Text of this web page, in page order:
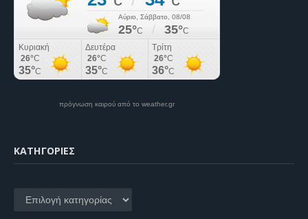
πρόγνωση καιρού από το weather.gr
KΑΤΗΓΟΡΊΕΣ
Kατηγορίες